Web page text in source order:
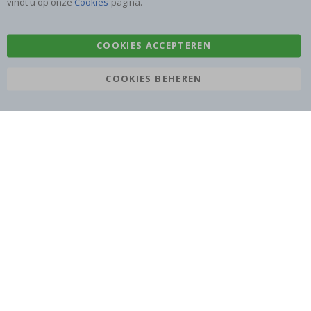
COOKIES ACCEPTEREN
COOKIES BEHEREN